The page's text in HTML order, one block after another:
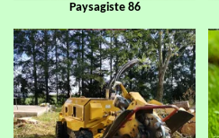
Paysagiste 86